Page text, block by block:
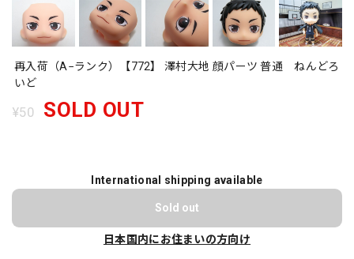
再入荷（A−ランク）【772】 澤村大地 顔パーツ 普通 ねんどろ
いど
¥50 SOLD OUT
International shipping available
Sold out
日本国内にお住まいの方向け